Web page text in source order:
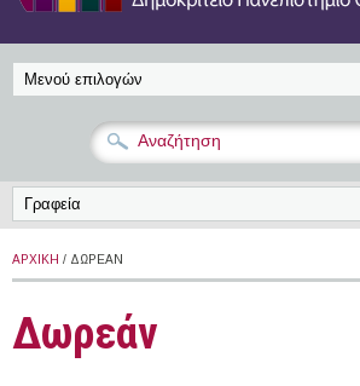
ΑΡΧΙΚΉ / ΔΩΡΕΆΝ
Δωρεάν